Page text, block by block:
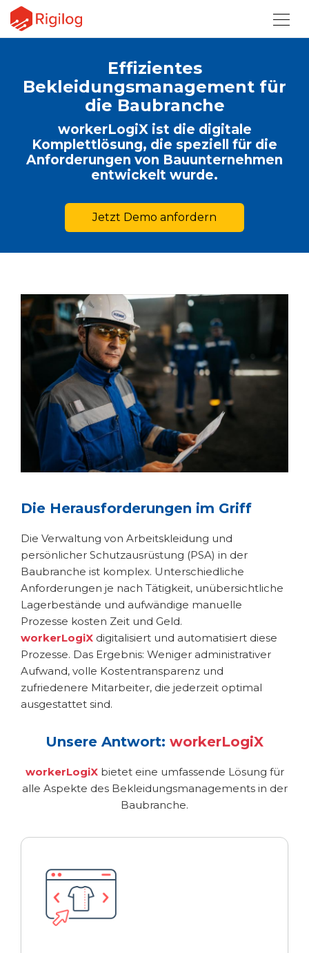
Effizientes
Bekleidungsmanagement für
die Baubranche
workerLogiX ist die digitale
Komplettlösung, die speziell für die
Anforderungen von Bauunternehmen
entwickelt wurde.
Jetzt Demo anfordern
Die Herausforderungen im Griff
Die Verwaltung von Arbeitskleidung und
persönlicher Schutzausrüstung (PSA) in der
Baubranche ist komplex. Unterschiedliche
Anforderungen je nach Tätigkeit, unübersichtliche
Lagerbestände und aufwändige manuelle
Prozesse kosten Zeit und Geld.
workerLogiX digitalisiert und automatisiert diese
Prozesse. Das Ergebnis: Weniger administrativer
Aufwand, volle Kostentransparenz und
zufriedenere Mitarbeiter, die jederzeit optimal
ausgestattet sind.
Unsere Antwort: workerLogiX
workerLogiX bietet eine umfassende Lösung für
alle Aspekte des Bekleidungsmanagements in der
Baubranche.